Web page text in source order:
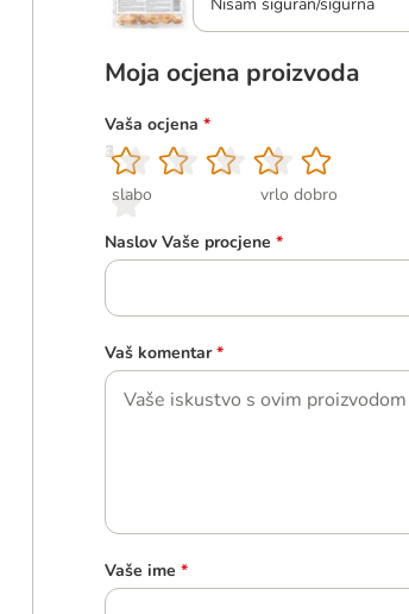
Moja ocjena proizvoda
Vaša ocjena *
1
slabo
2
3
4
5
vrlo dobro
Naslov Vaše procjene *
Vaš komentar *
Vaše ime *